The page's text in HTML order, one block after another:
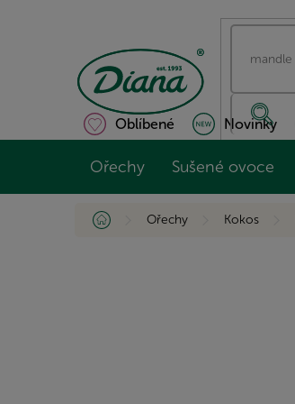
Oblíbené Novinky
Ořechy Sušené ovoce
Domů Ořechy Kokos